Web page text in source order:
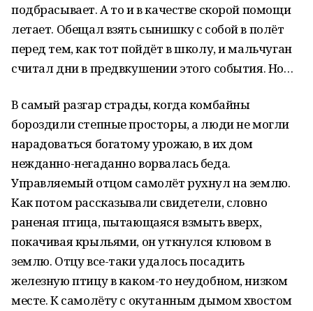
подбрасывает. А то и в качестве скорой помощи
летает. Обещал взять сынишку с собой в полёт
перед тем, как тот пойдёт в школу, и мальчуган
считал дни в предвкушении этого события. Но…
В самый разгар страды, когда комбайны
бороздили степные просторы, а люди не могли
нарадоваться богатому урожаю, в их дом
нежданно-негаданно ворвалась беда.
Управляемый отцом самолёт рухнул на землю.
Как потом рассказывали свидетели, словно
раненая птица, пытающаяся взмыть вверх,
покачивая крыльями, он уткнулся клювом в
землю. Отцу все-таки удалось посадить
железную птицу в каком-то неудобном, низком
месте. К самолёту с окутанным дымом хвостом